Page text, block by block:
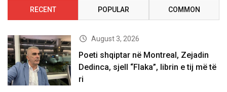
RECENT POPULAR COMMON
August 3, 2026
Poeti shqiptar në Montreal, Zejadin
Dedinca, sjell “Flaka”, librin e tij më të
ri